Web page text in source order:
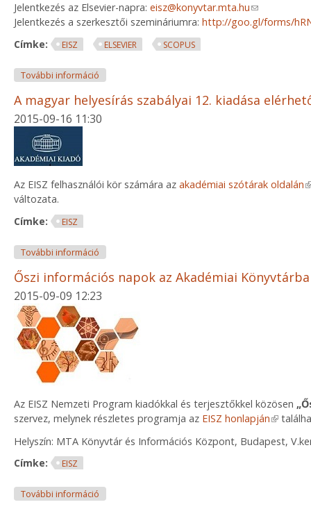
Jelentkezés az Elsevier-napra: eisz@konyvtar.mta.hu(link sends
Jelentkezés a szerkesztői szemináriumra: http://goo.gl/forms/
Címke:
EISZ ELSEVIER SCOPUS
További információ
A magyar helyesírás szabályai 12. kiadása
2015-09-16 11:30
Az EISZ felhasználói kör számára az akadémiai szótárak oldalán
változata.
Címke:
EISZ
További információ
Őszi információs napok az Akadémiai
2015-09-09 12:23
Az EISZ Nemzeti Program kiadókkal és terjesztőkkel közösen
szervez, melynek részletes programja az EISZ honlapján(link is
Helyszín: MTA Könyvtár és Információs Központ, Budapest,
Címke:
EISZ
További információ